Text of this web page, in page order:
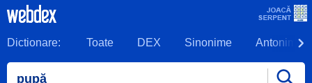
Dictionare: Toate DEX Sinonime Antonime